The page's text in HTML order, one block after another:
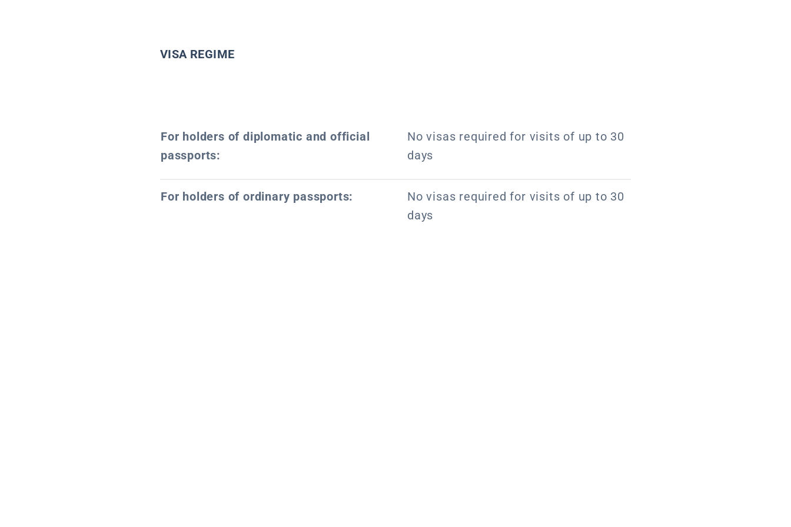
VISA REGIME
For holders of diplomatic and official
passports:
No visas required for visits of up to 30
days
For holders of ordinary passports:
No visas required for visits of up to 30
days